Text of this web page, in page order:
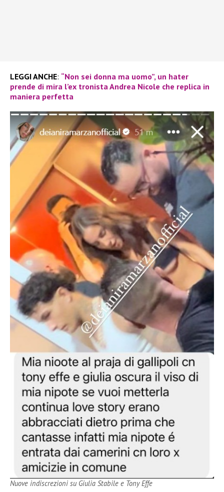
LEGGI ANCHE: “Non sei donna ma uomo”, un hater
prende di mira l’ex tronista Andrea Nicole che replica in
maniera perfetta
Nuove indiscrezioni su Giulia Stabile e Tony Effe